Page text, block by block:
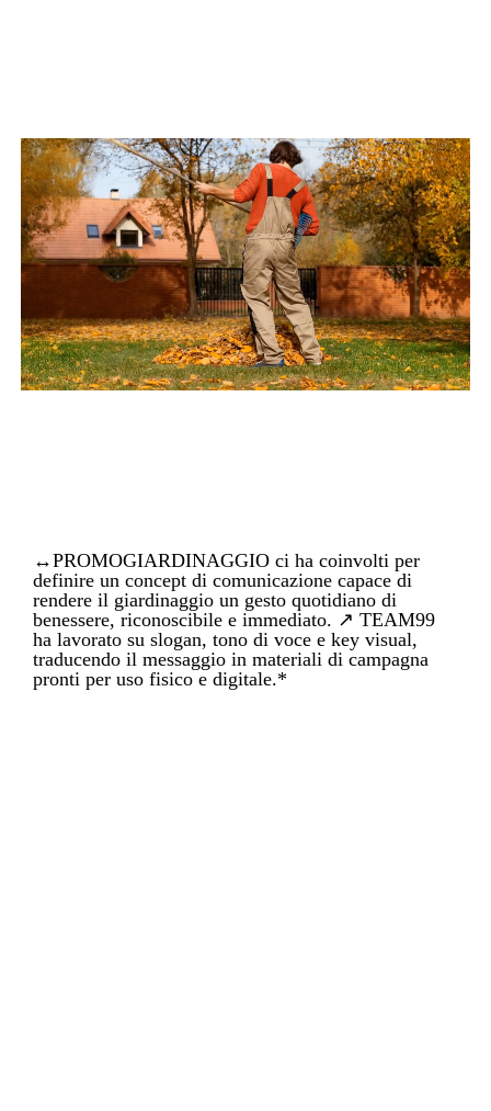
↔PROMOGIARDINAGGIO ci ha coinvolti per
definire un concept di comunicazione capace di
rendere il giardinaggio un gesto quotidiano di
benessere, riconoscibile e immediato. ↗ TEAM99
ha lavorato su slogan, tono di voce e key visual,
traducendo il messaggio in materiali di campagna
pronti per uso fisico e digitale.*